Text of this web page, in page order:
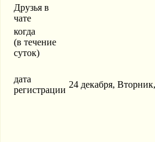
Друзья в
чате
когда
(в течение
суток)
дата
регистрации
24 декабря,